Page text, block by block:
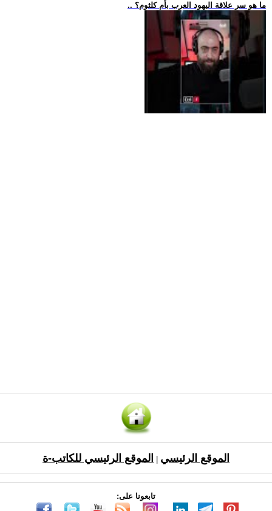
.. ما هو سر علاقة اليهود العرب بأم كلثوم؟
الموقع الرئيسي الموقع الرئيسي للكاتب-ة
تابعونا على: